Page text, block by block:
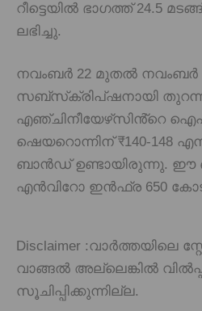
റീട്ടെയിൽ ഭാഗത്ത് 24.5
ലഭിച്ചു.
നവംബർ 22 മുതൽ നവംബർ
സബ്‌സ്‌ക്രിപ്‌ഷനായി
എഞ്ചിനീയേഴ്‌സിൻ്റെ
ഷെയറൊന്നിന് ₹140-148
ബാൻഡ് ഉണ്ടായിരുന്നു. ഈ
എൻവിറോ ഇൻഫ്ര 650
Disclaimer :വാർത്തയിലെ
വാങ്ങൽ അല്ലെങ്കിൽ
സൂചിപ്പിക്കുന്നില്ല.